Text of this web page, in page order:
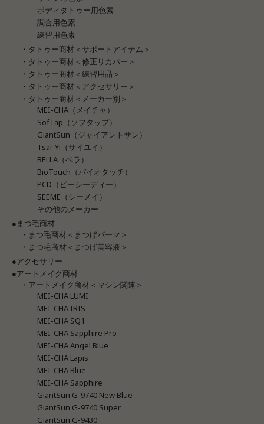
ボディタトゥー用色素
調合用色素
練習用色素
・タトゥー商材＜サポートアイテム＞
・タトゥー商材＜修正リカバー＞
・タトゥー商材＜練習用品＞
・タトゥー商材＜アクセサリー＞
・タトゥー商材＜メーカー別＞
MEI-CHA（メイチャ）
SofTap（ソフタップ）
GiantSun（ジャイアントサン）
Tsai-Yi（サイユイ）
BELLA（ベラ）
BioTouch（バイオタッチ）
PCD（ピーシーディー）
SEEME（シーメイ）
その他のメーカー
●まつ毛商材
・まつ毛商材＜まつげパーマ＞
・まつ毛商材＜まつげ美容液＞
●アクセサリー
●アートメイク商材
・アートメイク商材＜マシン関連＞
MEI-CHA LUMI
MEI-CHA IRIS
MEI-CHA SQ1
MEI-CHA Sapphire Pro
MEI-CHA Angel Blue
MEI-CHA Lapis
MEI-CHA Blue
MEI-CHA Sapphire
GiantSun G-9740 New Blue
GiantSun G-9740 Super
GiantSun G-9430